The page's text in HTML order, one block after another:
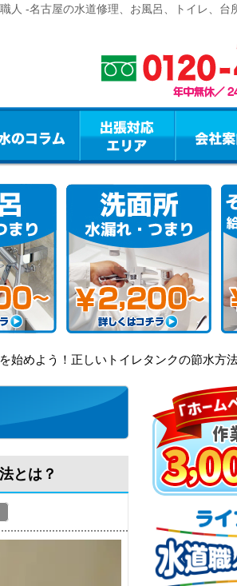
人 -名古屋の水道修理、お風呂、トイレ、台
始めよう！正しいトイレタンクの節水方
とは？